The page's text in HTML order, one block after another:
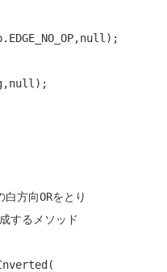
方向ORをとり
するメソッド